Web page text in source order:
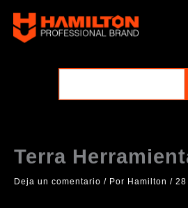
contenido
Terra
Deja un comentario / Por Hamilton /